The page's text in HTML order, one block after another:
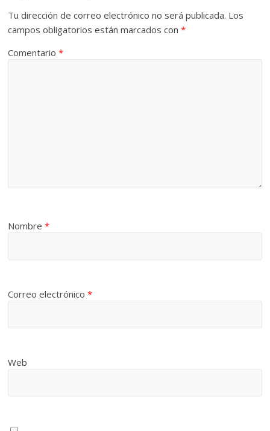
Tu dirección de correo electrónico no será publicada. Los
campos obligatorios están marcados con*
Comentario*
Nombre*
Correo electrónico*
Web